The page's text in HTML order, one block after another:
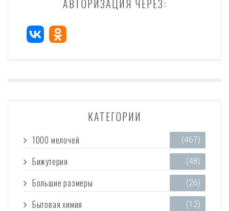
АВТОРИЗАЦИЯ ЧЕРЕЗ:
КАТЕГОРИИ
1000 мелочей (467)
Бижутерия (48)
Большие размеры (26)
Бытовая химия (12)